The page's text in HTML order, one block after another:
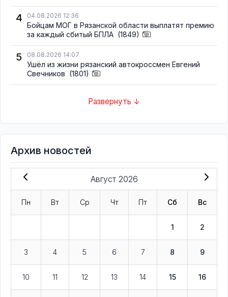
4 04.08.2026 12:36
Бойцам МОГ в Рязанской области выплатят премию
за каждый сбитый БПЛА (1849)
5 08.08.2026 14:07
Ушёл из жизни рязанский автокроссмен Евгений
Свечников (1801)
Развернуть ↓
Архив новостей
Август 2026
Пн Вт Ср Чт Пт Сб Вс
1 2
3 4 5 6 7 8 9
10 11 12 13 14 15 16